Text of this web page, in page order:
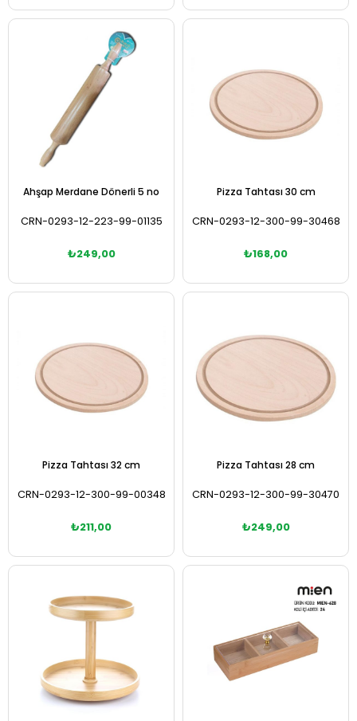
Sepete Ekle
Ahşap Merdane Dönerli 5 no
CRN-0293-12-223-99-01135
₺249,00
Pizza Tahtası 30 cm
CRN-0293-12-300-99-30468
₺168,00
Pizza Tahtası 32 cm
CRN-0293-12-300-99-00348
₺211,00
Pizza Tahtası 28 cm
CRN-0293-12-300-99-30470
₺249,00